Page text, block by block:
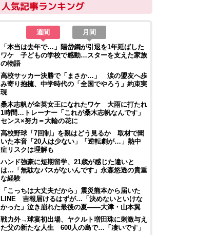
週間
月間
「本当は去年で…」陽岱鋼が引退を1年延ばした
ワケ 子どもの学校で感動…スターを支えた家族
の物語
高校サッカー決勝で「まさか…」 涙の盟友へ歩
み寄り抱擁、中学時代の「全国でやろう」約束実
現
桑木志帆が全英女王になれたワケ 大雨に打たれ
1時間…トレーナー「これが桑木志帆なんです」
センス×努力＝大輪の花に
高校野球「7回制」を親はどう見るか 取材で聞
いた本音「20人は少ない」「逆転劇が…」熱中
症リスクは理解も
ハンド強豪に短期留学、21歳が感じた違いと
は…「無駄なパスがないんです」永森悠透の貴重
な経験
「こっちは大丈夫だから」震災熊本から届いた
LINE 吉報届けるはずが…「決めないといけな
かった」泣き崩れた最後の夏――大津・山本翼
戦力外→球宴初出場、ヤクルト増田珠に刺激与え
た父の新たな人生 600人の島で…「凄いです」